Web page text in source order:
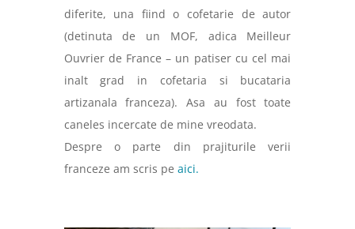
diferite, una fiind o cofetarie de autor
(detinuta de un MOF, adica Meilleur
Ouvrier de France – un patiser cu cel mai
inalt grad in cofetaria si bucataria
artizanala franceza). Asa au fost toate
caneles incercate de mine vreodata.
Despre o parte din prajiturile verii
franceze am scris pe aici.